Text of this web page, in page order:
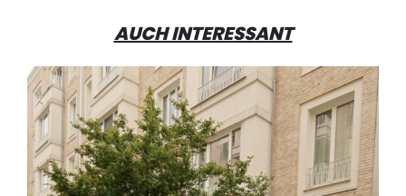
AUCH INTERESSANT